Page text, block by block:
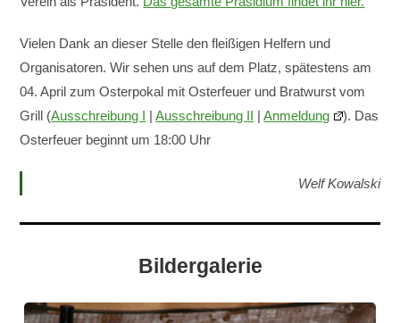
Vielen Dank an dieser Stelle den fleißigen Helfern und
Organisatoren. Wir sehen uns auf dem Platz, spätestens am
04. April zum Osterpokal mit Osterfeuer und Bratwurst vom
Grill (Ausschreibung I |Ausschreibung II |Anmeldung
). Das
Osterfeuer beginnt um 18:00 Uhr
Welf Kowalski
Bildergalerie